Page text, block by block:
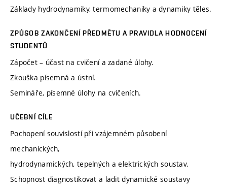
Základy hydrodynamiky, termomechaniky a dynamiky těles.
ZPŮSOB ZAKONČENÍ PŘEDMĚTU A PRAVIDLA HODNOCENÍ
STUDENTŮ
Zápočet – účast na cvičení a zadané úlohy.
Zkouška písemná a ústní.
Semináře, písemné úlohy na cvičeních.
UČEBNÍ CÍLE
Pochopení souvislostí při vzájemném působení
mechanických,
hydrodynamických, tepelných a elektrických soustav.
Schopnost diagnostikovat a ladit dynamické soustavy